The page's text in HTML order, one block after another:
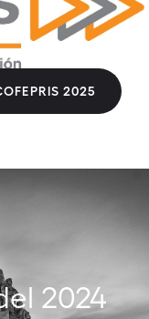
2025
2024